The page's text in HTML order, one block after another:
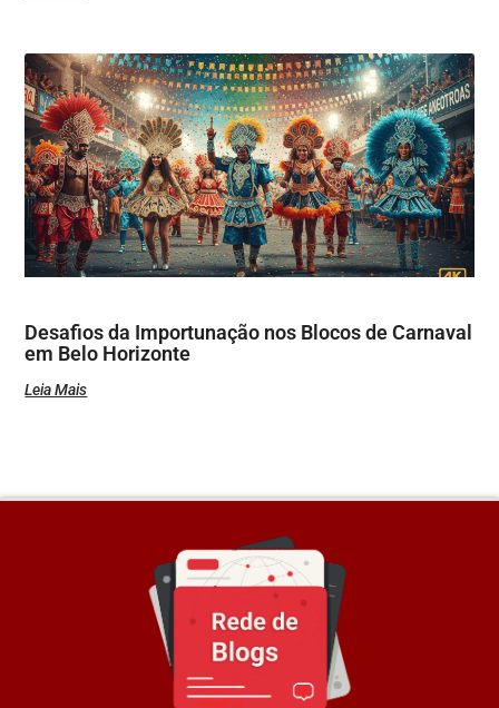
Desafios da Importunação nos Blocos de Carnaval
em Belo Horizonte
Leia Mais